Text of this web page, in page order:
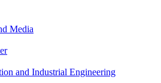
Media
and Industrial Engineering